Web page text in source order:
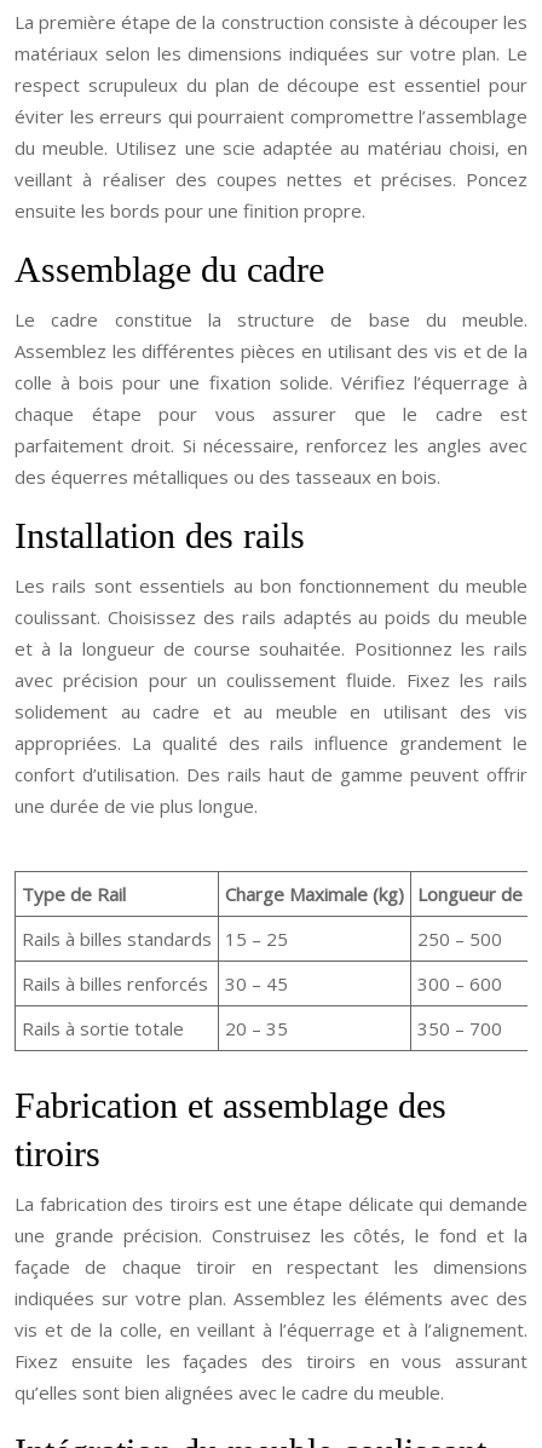
La première étape de la construction consiste à découper les
matériaux selon les dimensions indiquées sur votre plan. Le
respect scrupuleux du plan de découpe est essentiel pour
éviter les erreurs qui pourraient compromettre l’assemblage
du meuble. Utilisez une scie adaptée au matériau choisi, en
veillant à réaliser des coupes nettes et précises. Poncez
ensuite les bords pour une finition propre.
Assemblage du cadre
Le cadre constitue la structure de base du meuble.
Assemblez les différentes pièces en utilisant des vis et de la
colle à bois pour une fixation solide. Vérifiez l’équerrage à
chaque étape pour vous assurer que le cadre est
parfaitement droit. Si nécessaire, renforcez les angles avec
des équerres métalliques ou des tasseaux en bois.
Installation des rails
Les rails sont essentiels au bon fonctionnement du meuble
coulissant. Choisissez des rails adaptés au poids du meuble
et à la longueur de course souhaitée. Positionnez les rails
avec précision pour un coulissement fluide. Fixez les rails
solidement au cadre et au meuble en utilisant des vis
appropriées. La qualité des rails influence grandement le
confort d’utilisation. Des rails haut de gamme peuvent offrir
une durée de vie plus longue.
Type de Rail Charge Maximale (kg) Longueur de
Rails à billes standards
15 – 25
250 – 500
Rails à billes renforcés
30 – 45
300 – 600
Rails à sortie totale
20 – 35 350 – 700
Fabrication et assemblage des
tiroirs
La fabrication des tiroirs est une étape délicate qui demande
une grande précision. Construisez les côtés, le fond et la
façade de chaque tiroir en respectant les dimensions
indiquées sur votre plan. Assemblez les éléments avec des
vis et de la colle, en veillant à l’équerrage et à l’alignement.
Fixez ensuite les façades des tiroirs en vous assurant
qu’elles sont bien alignées avec le cadre du meuble.